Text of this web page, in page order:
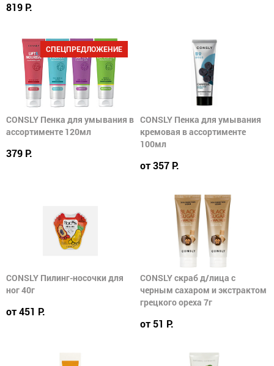
819 Р.
СПЕЦПРЕДЛОЖЕНИЕ
CONSLY Пенка для умывания в
ассортименте 120мл
379 Р.
CONSLY Пенка для умывания
кремовая в ассортименте
100мл
от 357 Р.
CONSLY Пилинг-носочки для
ног 40г
от 451 Р.
CONSLY скраб д/лица с
черным сахаром и экстрактом
грецкого ореха 7г
от 51 Р.